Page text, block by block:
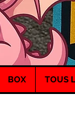
BOX TOUS